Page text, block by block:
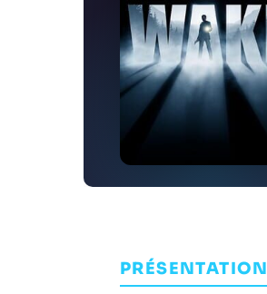
PRÉSENTATION